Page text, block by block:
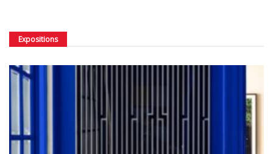
Expositions